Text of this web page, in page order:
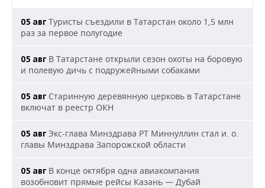
05 авг Туристы съездили в Татарстан около 1,5 млн
раз за первое полугодие
05 авг В Татарстане открыли сезон охоты на боровую
и полевую дичь с подружейными собаками
05 авг Старинную деревянную церковь в Татарстане
включат в реестр ОКН
05 авг Экс-глава Минздрава РТ Миннуллин стал и. о.
главы Минздрава Запорожской области
05 авг В конце октября одна авиакомпания
возобновит прямые рейсы Казань — Дубай